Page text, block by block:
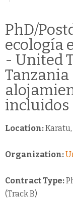
PhD/
ecología
- United
incluidos
Location:Karatu,
Organization:
Contract Type:
(Track B)